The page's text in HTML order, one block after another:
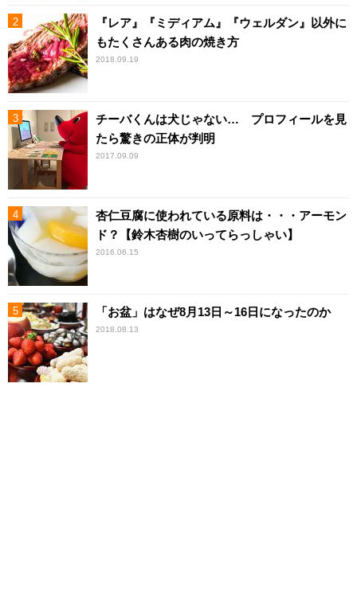
『レア』『ミディアム』『ウェルダン』以外に
もたくさんある肉の焼き方
2018.09.19
チーバくんは犬じゃない… プロフィールを見
たら驚きの正体が判明
2017.09.09
杏仁豆腐に使われている原料は・・・アーモン
ド？【鈴木杏樹のいってらっしゃい】
2016.06.15
「お盆」はなぜ8月13日～16日になったのか
2018.08.13